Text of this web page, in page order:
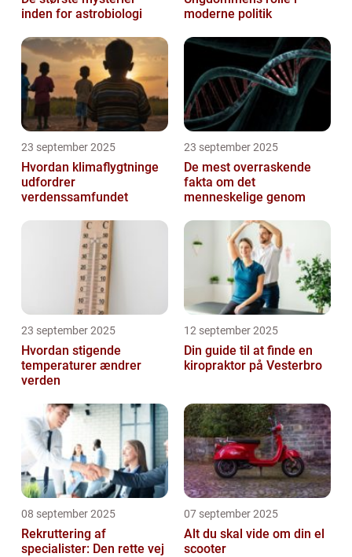
inden for astrobiologi
moderne politik
23 september 2025
Hvordan klimaflygtninge
udfordrer
verdenssamfundet
23 september 2025
De mest overraskende
fakta om det
menneskelige genom
23 september 2025
Hvordan stigende
temperaturer ændrer
verden
12 september 2025
Din guide til at finde en
kiropraktor på Vesterbro
08 september 2025
Rekruttering af
specialister: Den rette vej
07 september 2025
Alt du skal vide om din el
scooter